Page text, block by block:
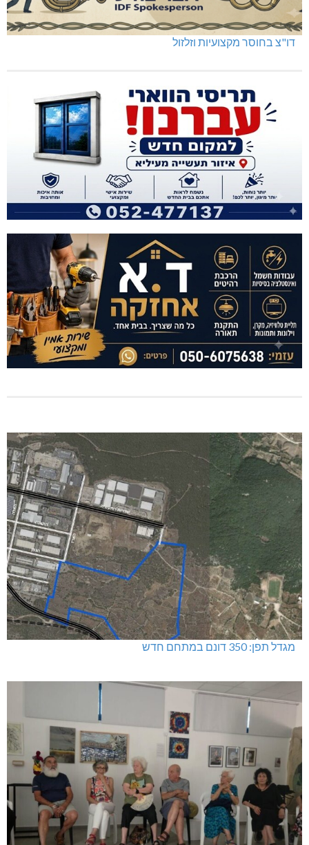
דו"צ בחוסר מקצועיות וזלזול
מגדל תפן: 350 דונם במתחם חדש